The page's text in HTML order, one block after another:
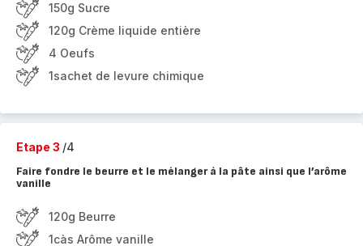
150g Sucre
120g Crème liquide entière
4 Oeufs
1sachet de levure chimique
Etape 3 /4
Faire fondre le beurre et le mélanger à la pâte ainsi que l’arôme
vanille
120g Beurre
1càs Arôme vanille